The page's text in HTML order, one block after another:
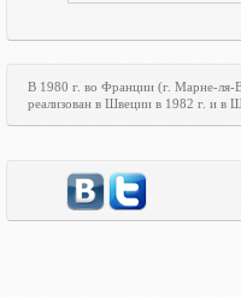
В 1980 г. во Франции (г. Марне-ля-
реализован в Швеции в 1982 г. и в